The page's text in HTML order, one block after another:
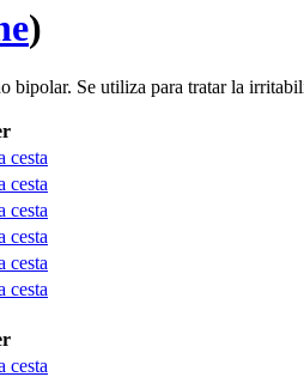
)
Se utiliza para tratar la
cesta
cesta
cesta
cesta
cesta
cesta
cesta